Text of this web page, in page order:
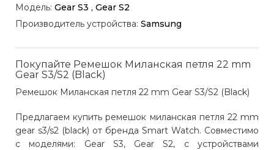
Модель: Gear S3 , Gear S2
Производитель устройства: Samsung
Покупайте Ремешок Миланская петля 22 mm
Gear S3/S2 (Black)
Ремешок Миланская петля 22 mm Gear S3/S2 (Black)
Предлагаем купить ремешок миланская петля 22 mm
gear s3/s2 (black) от бренда Smart Watch. Совместимо
с моделями: Gear S3, Gear S2, с устройствами